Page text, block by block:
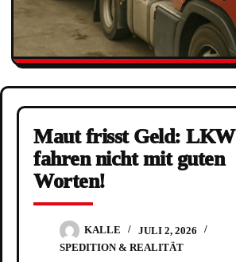
Maut frisst Geld: LKW
fahren nicht mit guten
Worten!
KALLE
JULI 2, 2026
SPEDITION & REALITÄT